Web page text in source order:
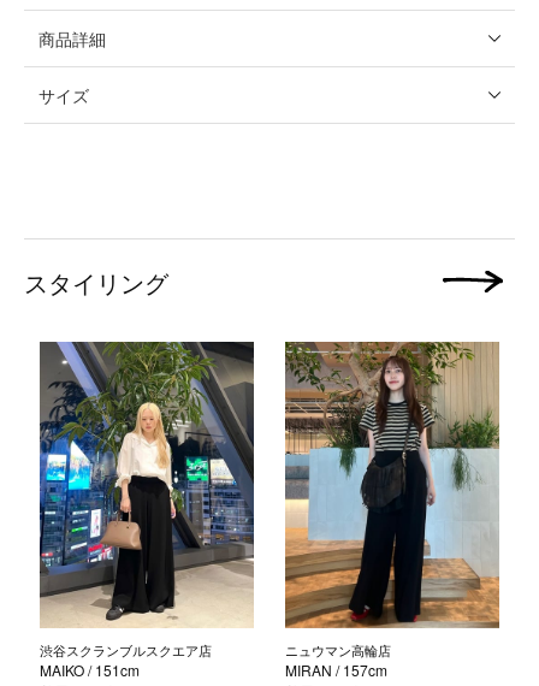
商品詳細
サイズ
スタイリング
渋谷スクランブルスクエア店
MAIKO/ 151cm
ニュウマン高輪店
MIRAN / 157cm
次の画像